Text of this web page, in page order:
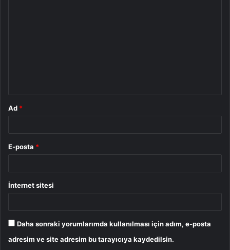
Ad *
E-posta *
İnternet sitesi
Daha sonraki yorumlarımda kullanılması için adım, e-posta
adresim ve site adresim bu tarayıcıya kaydedilsin.